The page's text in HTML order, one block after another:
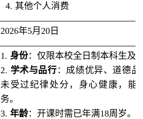
4. 其他个人消费
2026年5月20日
1. 身份：仅限本校全日制本科生及
2. 学术与品行 ：成绩优异、道德
未受过纪律处分，身心健康，能
务。
3. 年龄：开课时需已年满18周岁。